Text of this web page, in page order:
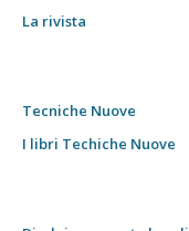
La rivista
Tecniche Nuove
I libri Techiche Nuove